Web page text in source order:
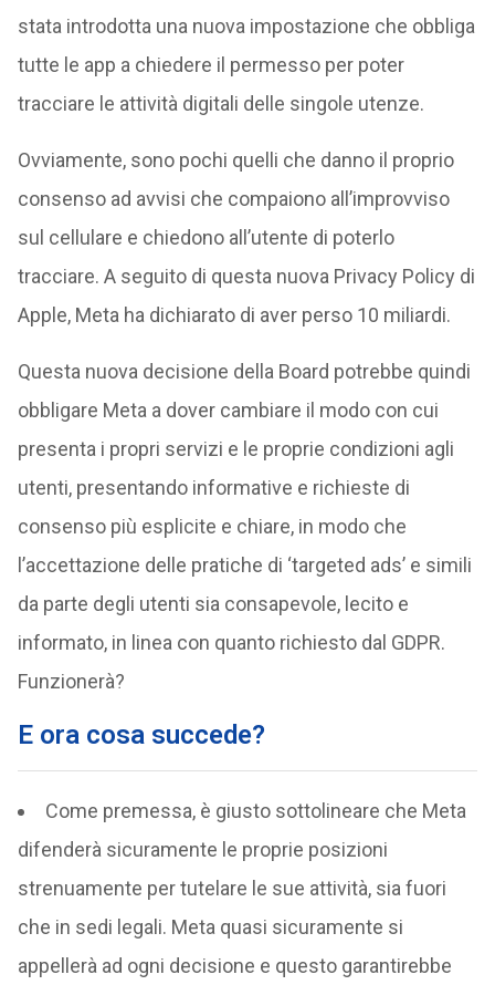
stata introdotta una nuova impostazione che obbliga
tutte le app a chiedere il permesso per poter
tracciare le attività digitali delle singole utenze.
Ovviamente, sono pochi quelli che danno il proprio
consenso ad avvisi che compaiono all’improvviso
sul cellulare e chiedono all’utente di poterlo
tracciare. A seguito di questa nuova Privacy Policy di
Apple, Meta ha dichiarato di aver perso 10 miliardi.
Questa nuova decisione della Board potrebbe quindi
obbligare Meta a dover cambiare il modo con cui
presenta i propri servizi e le proprie condizioni agli
utenti, presentando informative e richieste di
consenso più esplicite e chiare, in modo che
l’accettazione delle pratiche di ‘targeted ads’ e simili
da parte degli utenti sia consapevole, lecito e
informato, in linea con quanto richiesto dal GDPR.
Funzionerà?
E ora cosa succede?
Come premessa, è giusto sottolineare che Meta
difenderà sicuramente le proprie posizioni
strenuamente per tutelare le sue attività, sia fuori
che in sedi legali. Meta quasi sicuramente si
appellerà ad ogni decisione e questo garantirebbe